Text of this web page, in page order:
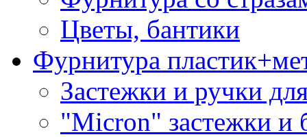
Цветы, бантики
Фурнитура
Застежки и ручки
"Micron" застежки и